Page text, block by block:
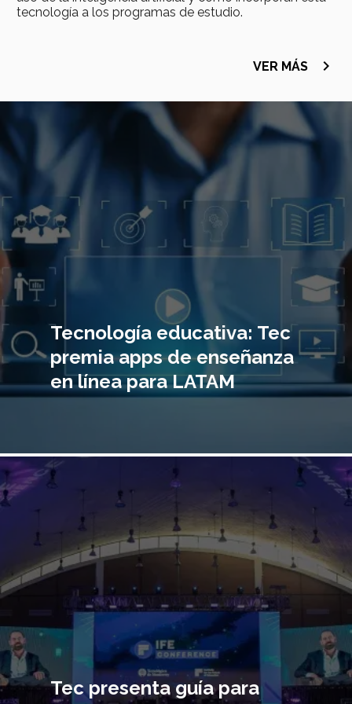
tecnología a los programas de estudio.
VER MÁS navigate_next
principal
Tecnología educativa: Tec
premia apps de enseñanza
en línea para LATAM
Imagen
principal
Tec presenta guía para